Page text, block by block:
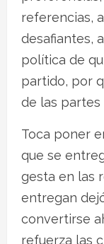
referencias,
desafiantes,
política de
partido, por
de las partes
Toca poner
que se
gesta en las
entregan
convertirse
refuerza las